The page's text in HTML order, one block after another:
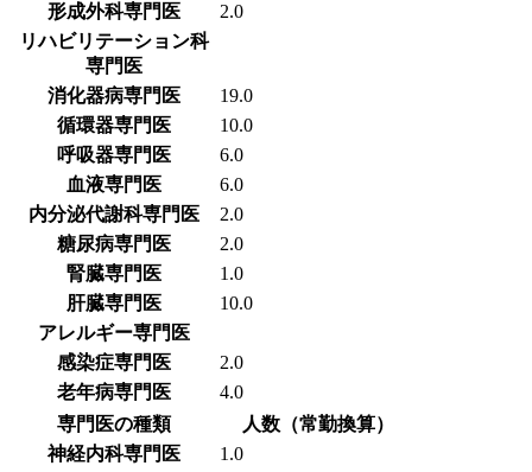
形成外科専門医
2.0
リハビリテーション科
専門医
消化器病専門医
19.0
循環器専門医
10.0
呼吸器専門医
6.0
血液専門医
6.0
内分泌代謝科専門医
2.0
糖尿病専門医
2.0
腎臓専門医
1.0
肝臓専門医
10.0
アレルギー専門医
感染症専門医
2.0
老年病専門医
4.0
専門医の種類
人数（常勤換算）
神経内科専門医
1.0